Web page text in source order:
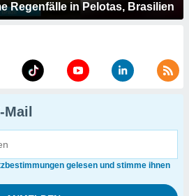
Regenfälle in Pelotas, Brasilien
gelesen und stimme ihnen